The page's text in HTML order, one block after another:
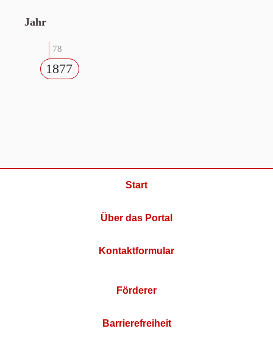
Jahr
78
1877
Start
Über das Portal
Kontaktformular
Förderer
Barrierefreiheit